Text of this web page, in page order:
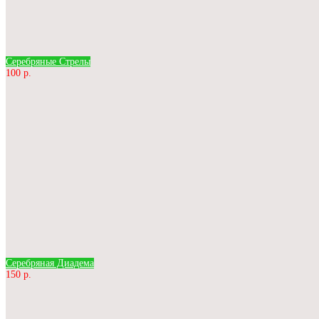
Серебряные Стрелы
100 р.
Серебряная Диадема
150 р.